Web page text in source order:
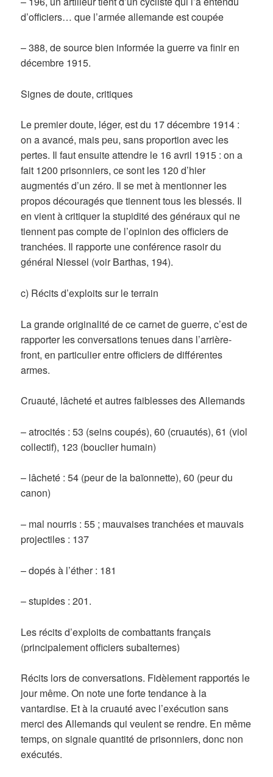
d’officiers… que l’armée allemande est coupée
– 388, de source bien informée la guerre va finir en
décembre 1915.
Signes de doute, critiques
Le premier doute, léger, est du 17 décembre 1914 :
on a avancé, mais peu, sans proportion avec les
pertes. Il faut ensuite attendre le 16 avril 1915 : on a
fait 1200 prisonniers, ce sont les 120 d’hier
augmentés d’un zéro. Il se met à mentionner les
propos découragés que tiennent tous les blessés. Il
en vient à critiquer la stupidité des généraux qui ne
tiennent pas compte de l’opinion des officiers de
tranchées. Il rapporte une conférence rasoir du
général Niessel (voir Barthas, 194).
c) Récits d’exploits sur le terrain
La grande originalité de ce carnet de guerre, c’est de
rapporter les conversations tenues dans l’arrière-
front, en particulier entre officiers de différentes
armes.
Cruauté, lâcheté et autres faiblesses des Allemands
– atrocités : 53 (seins coupés), 60 (cruautés), 61 (viol
collectif), 123 (bouclier humain)
– lâcheté : 54 (peur de la baïonnette), 60 (peur du
canon)
– mal nourris : 55 ; mauvaises tranchées et mauvais
projectiles : 137
– dopés à l’éther : 181
– stupides : 201.
Les récits d’exploits de combattants français
(principalement officiers subalternes)
Récits lors de conversations. Fidèlement rapportés le
jour même. On note une forte tendance à la
vantardise. Et à la cruauté avec l’exécution sans
merci des Allemands qui veulent se rendre. En même
temps, on signale quantité de prisonniers, donc non
exécutés.